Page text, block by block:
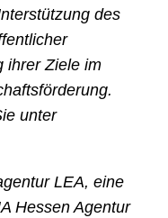
des
ihrer Ziele im
unter
LEA, eine
Hessen Agentur